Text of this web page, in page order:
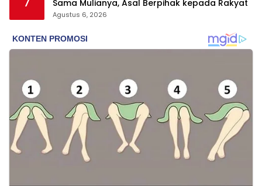
Sama Mulianya, Asal Berpihak kepada Rakyat
Agustus 6, 2026